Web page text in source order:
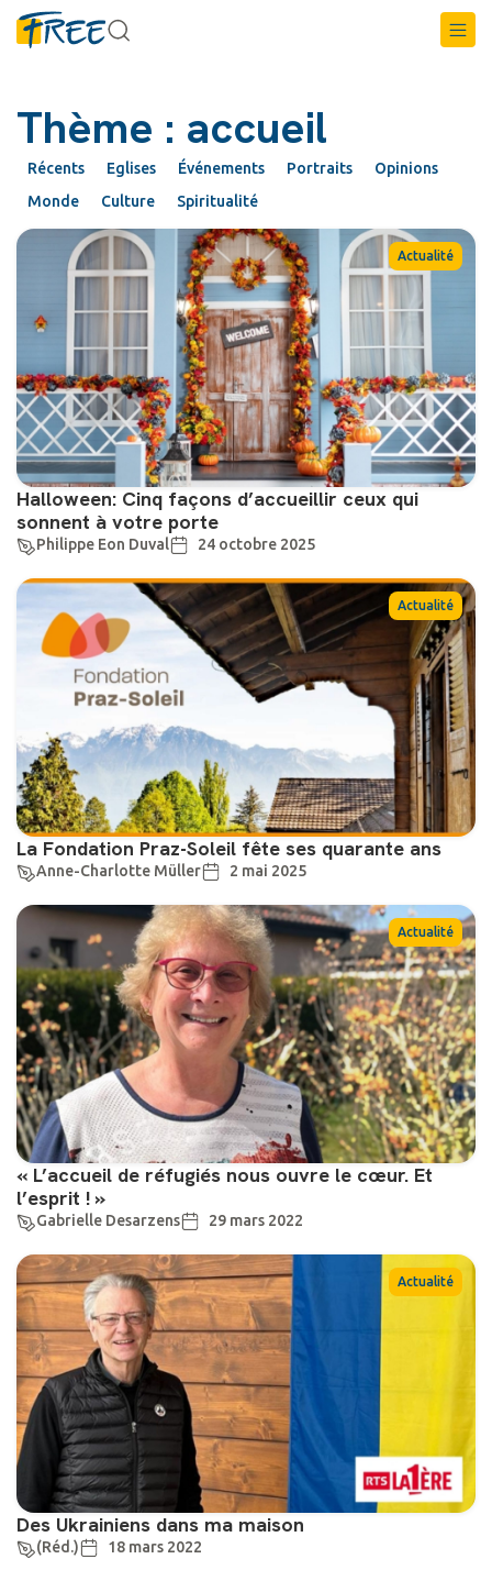
Thème : accueil
Récents Eglises Événements Portraits
Opinions
Monde
Culture Spiritualité
Actualité
Halloween: Cinq façons d’accueillir ceux qui
sonnent à votre porte
Philippe Eon Duval 24 octobre 2025
Actualité
La Fondation Praz-Soleil fête ses quarante ans
Anne-Charlotte Müller 2 mai 2025
Actualité
« L’accueil de réfugiés nous ouvre le cœur. Et
l’esprit ! »
Gabrielle Desarzens 29 mars 2022
Actualité
Des Ukrainiens dans ma maison
(Réd.) 18 mars 2022